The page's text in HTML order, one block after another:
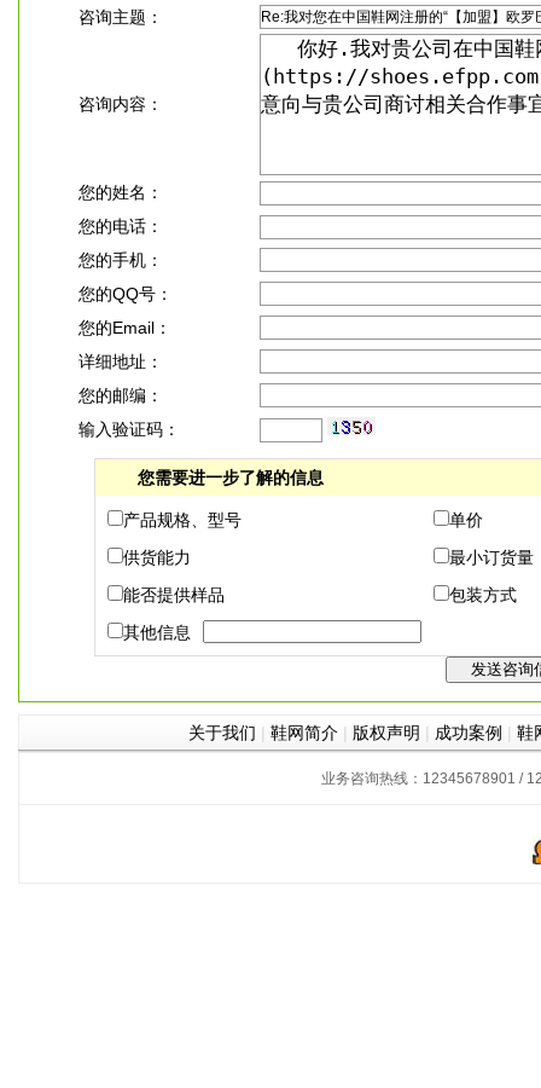
咨询主题：
咨询内容：
您的姓名：
您的电话：
您的手机：
您的QQ号：
您的Email：
详细地址：
您的邮编：
输入验证码：
您需要进一步了解的信息
产品规格、型号
单价
供货能力
最小订货量
能否提供样品
包装方式
其他信息
关于我们 | 鞋网简介 | 版权声明 | 成功案例 | 鞋
业务咨询热线：12345678901 /